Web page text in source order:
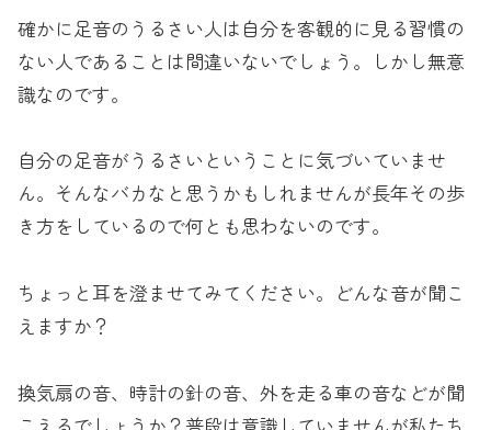
確かに足音のうるさい人は自分を客観的に見る習慣の
ない人であることは間違いないでしょう。しかし無意
識なのです。
自分の足音がうるさいということに気づいていませ
ん。そんなバカなと思うかもしれませんが長年その歩
き方をしているので何とも思わないのです。
ちょっと耳を澄ませてみてください。どんな音が聞こ
えますか？
換気扇の音、時計の針の音、外を走る車の音などが聞